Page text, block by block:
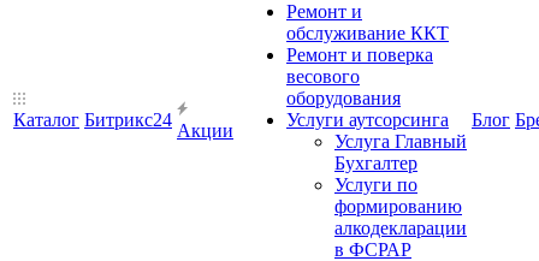
Каталог Битрикс24
Акции
Ремонт и
обслуживание ККТ
Ремонт и поверка
весового
оборудования
Услуги аутсорсинга
Услуга Главный
Бухгалтер
Услуги по
формированию
алкодекларации
в ФСРАР
Блог